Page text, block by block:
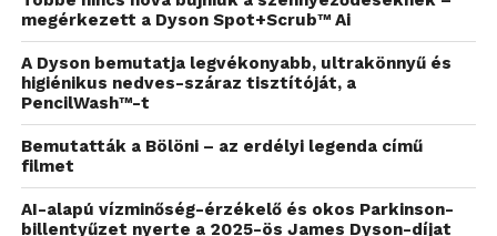
az utasokat, és a kerekek sarkokban való elhelyezése
pedig az elsőkerék-hajtással kombinálva nagyban
javította az autó kezelhetőségét.
Sir James Dyson, a Dyson
alapítója
porszívó-modellel, a Dyson
megérkezett a Dyson Spot+Scrub™ Ai
A Dyson bemutatja legvékonyabb, ultrakönnyű és
higiénikus nedves-száraz tisztítóját, a
PencilWash™-t
Bemutatták a Bölöni – az erdélyi legenda című
filmet
AI-alapú vízminőség-érzékelő és okos Parkinson-
billentyűzet nyerte a 2025-ös James Dyson-díjat